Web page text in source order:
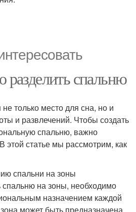
разделить спальню
только место для сна, но и
и развлечений. Чтобы создать
спальню, важно
этой статье мы рассмотрим, как
спальни на зоны
на зоны, необходимо
назначением каждой
может быть предназначена